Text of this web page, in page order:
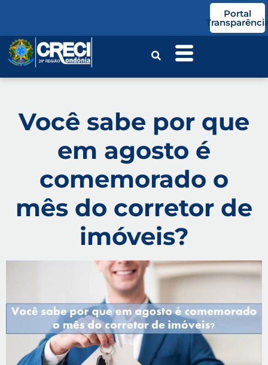
Portal
Você sabe por que
em agosto é
comemorado o
mês do corretor de
imóveis?